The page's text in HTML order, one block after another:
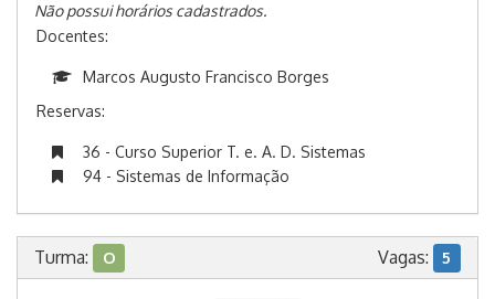
Não possui horários cadastrados.
Docentes:
Marcos Augusto Francisco Borges
Reservas:
36 - Curso Superior T. e. A. D. Sistemas
94 - Sistemas de Informação
Turma: O Vagas: 5